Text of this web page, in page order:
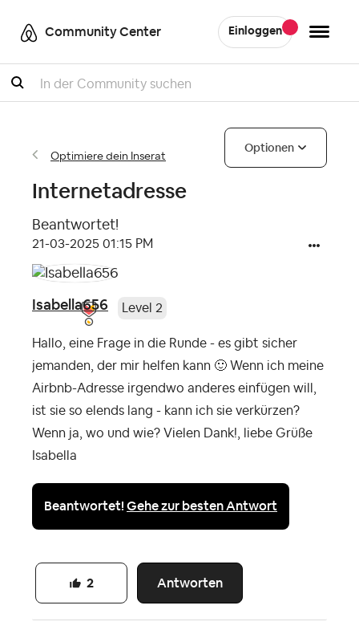
Community Center Einloggen
Suche
Optimiere dein Inserat
Optionen
Internetadresse
Beantwortet!
‎21-03-2025 01:15 PM
Isabella656 Level 2
Hallo, eine Frage in die Runde - es gibt sicher
jemanden, der mir helfen kann 🙂 Wenn ich meine
Airbnb-Adresse irgendwo anderes einfügen will,
ist sie so elends lang - kann ich sie verkürzen?
Wenn ja, wo und wie? Vielen Dank!, liebe Grüße
Isabella
Beantwortet!Gehe zur besten Antwort
Antworten
2